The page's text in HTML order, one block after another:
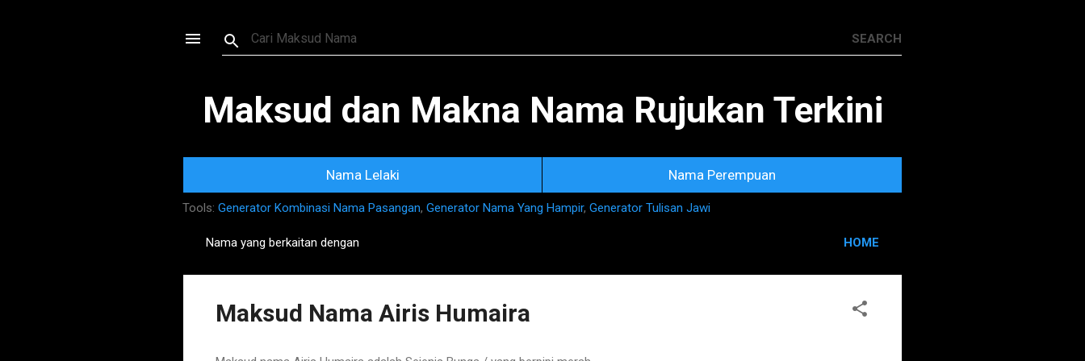
Maksud dan Makna Nama Rujukan Terkini
Nama Lelaki Nama Perempuan
Tools: Generator Kombinasi Nama Pasangan, Generator Nama Yang Hampir, Generator Tulisan Jawi
o
Nama yang berkaitan dengan HOME
Maksud Nama Airis Humaira